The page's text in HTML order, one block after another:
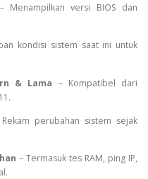
– Menampilkan versi BIOS dan
kondisi sistem saat ini untuk
& Lama – Kompatibel dari
perubahan sistem sejak
– Termasuk tes RAM, ping IP,